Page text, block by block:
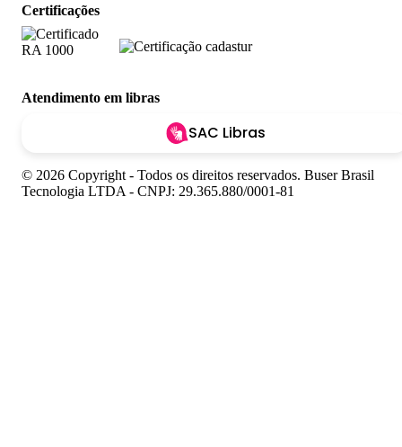
Certificações
Atendimento em libras
SAC Libras
© 2026 Copyright - Todos os direitos reservados. Buser Brasil
Tecnologia LTDA - CNPJ: 29.365.880/0001-81